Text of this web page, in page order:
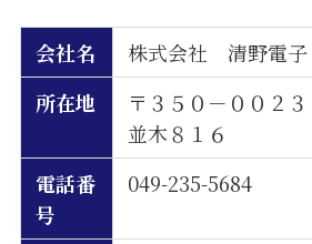
会社名
株式会社 清野電子
所在地
〒３５０－００２
並木８１６
電話番
号
049-235-5684